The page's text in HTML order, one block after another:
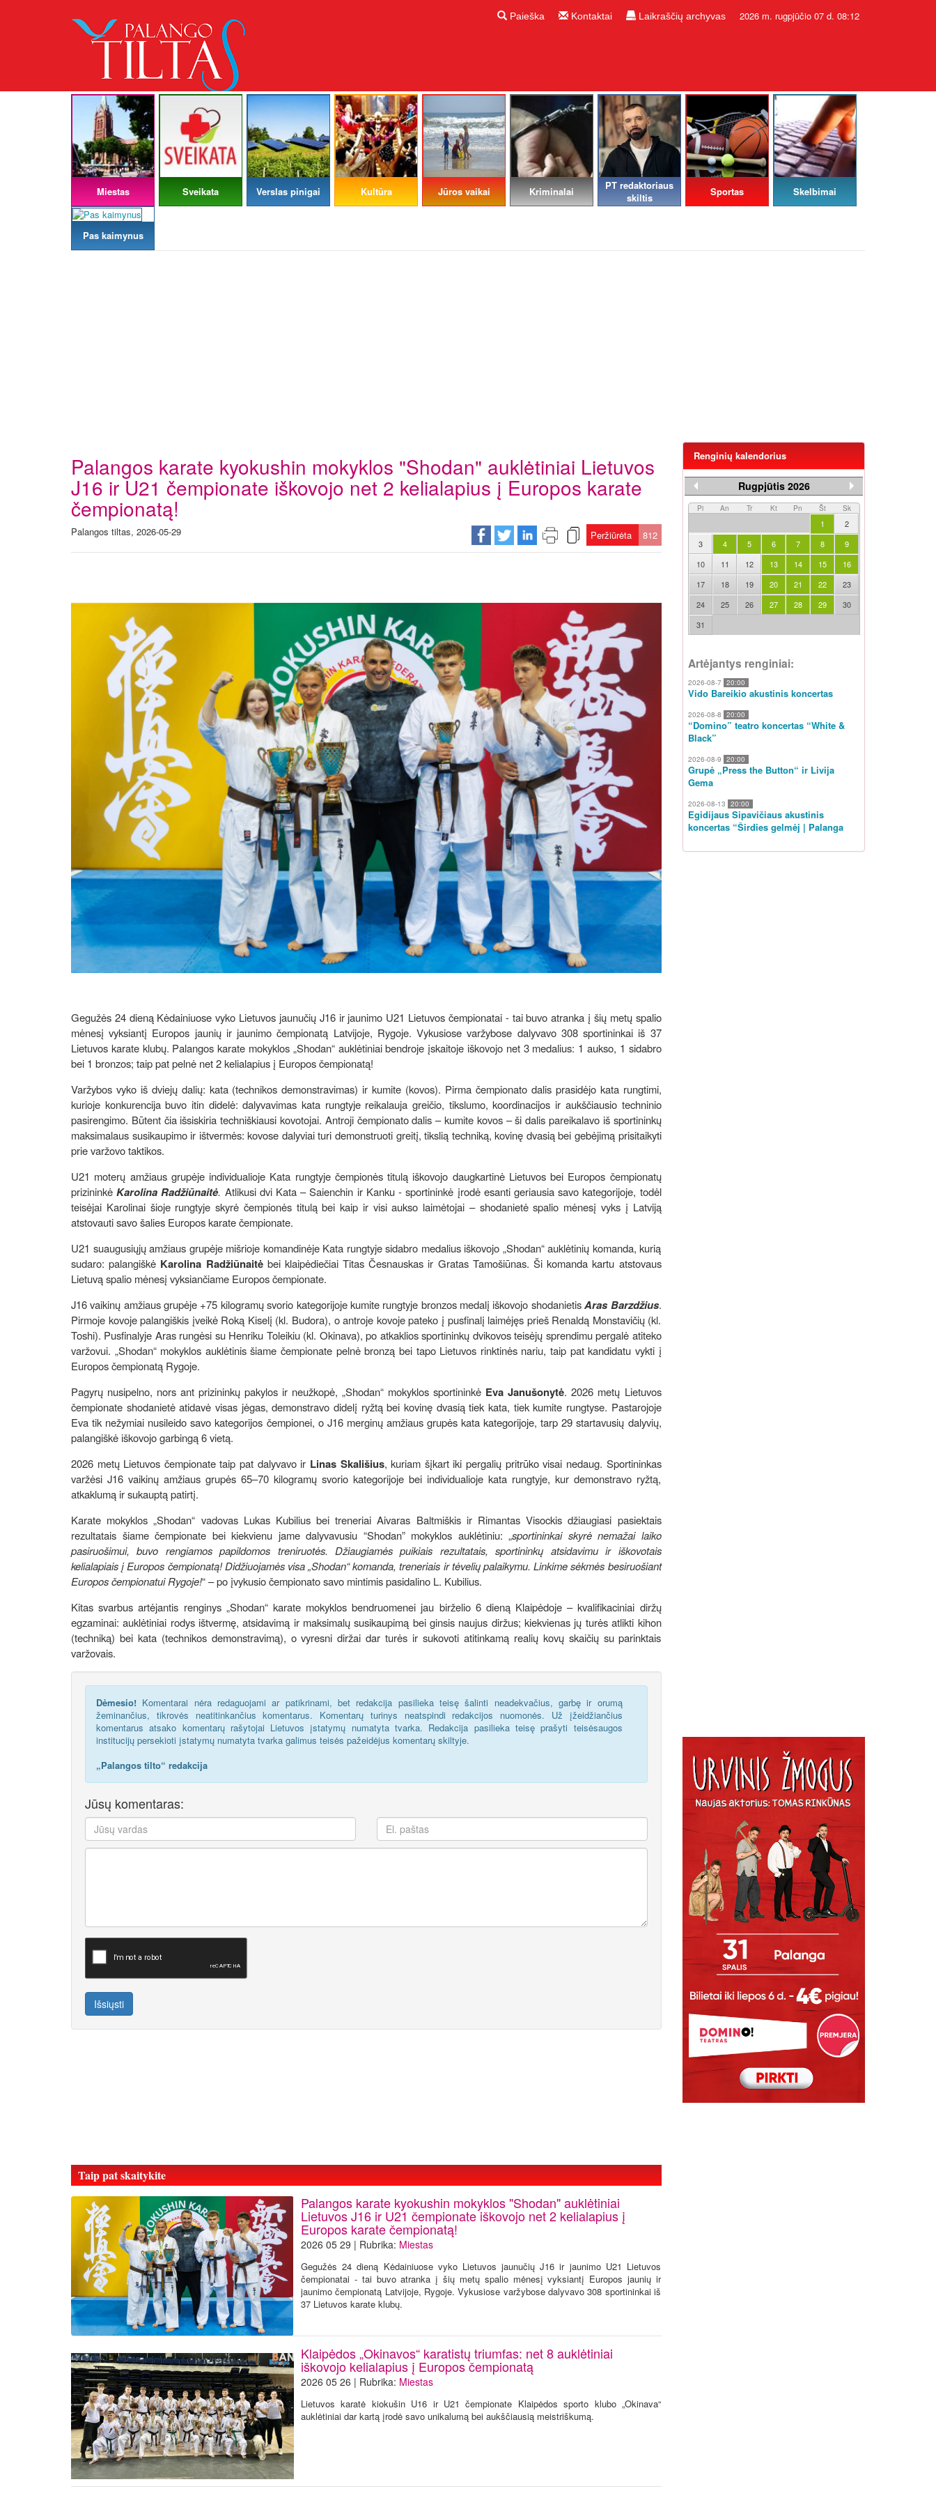
Paieška Kontaktai Laikraščių archyvas 2026 m. rugpjūčio 07 d. 08:12
Miestas Sveikata Verslas pinigai Kultūra Jūros vaikai Kriminalai
PT redaktoriaus
skiltis
Sportas Skelbimai
Pas kaimynus
Palangos karate kyokushin mokyklos "Shodan" auklėtiniai Lietuvos
J16 ir U21 čempionate iškovojo net 2 kelialapius į Europos karate
čempionatą!
Palangos tiltas, 2026-05-29 Peržiūrėta 812
Gegužės 24 dieną Kėdainiuose vyko Lietuvos jaunučių J16 ir jaunimo U21 Lietuvos čempionatai - tai buvo atranka į šių metų spalio
mėnesį vyksiantį Europos jaunių ir jaunimo čempionatą Latvijoje, Rygoje. Vykusiose varžybose dalyvavo 308 sportininkai iš 37
Lietuvos karate klubų. Palangos karate mokyklos „Shodan“ auklėtiniai bendroje įskaitoje iškovojo net 3 medalius: 1 aukso, 1 sidabro
bei 1 bronzos; taip pat pelnė net 2 kelialapius į Europos čempionatą!
Varžybos vyko iš dviejų dalių: kata (technikos demonstravimas) ir kumite (kovos). Pirma čempionato dalis prasidėjo kata rungtimi,
kurioje konkurencija buvo itin didelė: dalyvavimas kata rungtyje reikalauja greičio, tikslumo, koordinacijos ir aukščiausio techninio
pasirengimo. Būtent čia išsiskiria techniškiausi kovotojai. Antroji čempionato dalis – kumite kovos – ši dalis pareikalavo iš sportininkų
maksimalaus susikaupimo ir ištvermės: kovose dalyviai turi demonstruoti greitį, tikslią techniką, kovinę dvasią bei gebėjimą prisitaikyti
prie varžovo taktikos.
U21 moterų amžiaus grupėje individualioje Kata rungtyje čempionės titulą iškovojo daugkartinė Lietuvos bei Europos čempionatų
prizininkėKarolina Radžiūnaitė. Atlikusi dvi Kata – Saienchin ir Kanku - sportininkė įrodė esanti geriausia savo kategorijoje, todėl
teisėjai Karolinai šioje rungtyje skyrė čempionės titulą bei kaip ir visi aukso laimėtojai – shodanietė spalio mėnesį vyks į Latviją
atstovauti savo šalies Europos karate čempionate.
U21 suaugusiųjų amžiaus grupėje mišrioje komandinėje Kata rungtyje sidabro medalius iškovojo „Shodan“ auklėtinių komanda, kurią
sudaro: palangiškė Karolina Radžiūnaitėbei klaipėdiečiai Titas Česnauskas ir Gratas Tamošiūnas. Ši komanda kartu atstovaus
Lietuvą spalio mėnesį vyksiančiame Europos čempionate.
J16 vaikinų amžiaus grupėje +75 kilogramų svorio kategorijoje kumite rungtyje bronzos medalį iškovojo shodanietisAras Barzdžius.
Pirmoje kovoje palangiškis įveikė Roką Kiselį (kl. Budora), o antroje kovoje pateko į pusfinalį laimėjęs prieš Renaldą Monstavičių (kl.
Toshi). Pusfinalyje Aras rungėsi su Henriku Toleikiu (kl. Okinava), po atkaklios sportininkų dvikovos teisėjų sprendimu pergalė atiteko
varžovui. „Shodan“ mokyklos auklėtinis šiame čempionate pelnė bronzą bei tapo Lietuvos rinktinės nariu, taip pat kandidatu vykti į
Europos čempionatą Rygoje.
Pagyrų nusipelno, nors ant prizininkų pakylos ir neužkopė, „Shodan“ mokyklos sportininkė Eva Janušonytė. 2026 metų Lietuvos
čempionate shodanietė atidavė visas jėgas, demonstravo didelį ryžtą bei kovinę dvasią tiek kata, tiek kumite rungtyse. Pastarojoje
Eva tik nežymiai nusileido savo kategorijos čempionei, o J16 merginų amžiaus grupės kata kategorijoje, tarp 29 startavusių dalyvių,
palangiškė iškovojo garbingą 6 vietą.
2026 metų Lietuvos čempionate taip pat dalyvavo ir Linas Skališius, kuriam šįkart iki pergalių pritrūko visai nedaug. Sportininkas
varžėsi J16 vaikinų amžiaus grupės 65–70 kilogramų svorio kategorijoje bei individualioje kata rungtyje, kur demonstravo ryžtą,
atkaklumą ir sukauptą patirtį.
Karate mokyklos „Shodan“ vadovas Lukas Kubilius bei treneriai Aivaras Baltmiškis ir Rimantas Visockis džiaugiasi pasiektais
rezultatais šiame čempionate bei kiekvienu jame dalyvavusiu “Shodan” mokyklos auklėtiniu: „sportininkai skyrė nemažai laiko
pasiruošimui, buvo rengiamos papildomos treniruotės. Džiaugiamės puikiais rezultatais, sportininkų atsidavimu ir iškovotais
kelialapiais į Europos čempionatą! Didžiuojamės visa „Shodan“ komanda, treneriais ir tėvelių palaikymu. Linkime sėkmės besiruošiant
Europos čempionatui Rygoje!“ – po įvykusio čempionato savo mintimis pasidalino L. Kubilius.
Kitas svarbus artėjantis renginys „Shodan“ karate mokyklos bendruomenei jau birželio 6 dieną Klaipėdoje – kvalifikaciniai diržų
egzaminai: auklėtiniai rodys ištvermę, atsidavimą ir maksimalų susikaupimą bei ginsis naujus diržus; kiekvienas jų turės atlikti kihon
(techniką) bei kata (technikos demonstravimą), o vyresni diržai dar turės ir sukovoti atitinkamą realių kovų skaičių su parinktais
varžovais.
Dėmesio! Komentarai nėra redaguojami ar patikrinami, bet redakcija pasilieka teisę šalinti neadekvačius, garbę ir orumą
žeminančius, tikrovės neatitinkančius komentarus. Komentarų turinys neatspindi redakcijos nuomonės. Už įžeidžiančius
komentarus atsako komentarų rašytojai Lietuvos įstatymų numatyta tvarka. Redakcija pasilieka teisę prašyti teisėsaugos
institucijų persekioti įstatymų numatyta tvarka galimus teisės pažeidėjus komentarų skiltyje.
„Palangos tilto“ redakcija
Jūsų komentaras:
Išsiųsti
Taip pat skaitykite
Palangos karate kyokushin mokyklos "Shodan" auklėtiniai
Lietuvos J16 ir U21 čempionate iškovojo net 2 kelialapius į
Europos karate čempionatą!
2026 05 29 | Rubrika: Miestas
Gegužės 24 dieną Kėdainiuose vyko Lietuvos jaunučių J16 ir jaunimo U21 Lietuvos
čempionatai - tai buvo atranka į šių metų spalio mėnesį vyksiantį Europos jaunių ir
jaunimo čempionatą Latvijoje, Rygoje. Vykusiose varžybose dalyvavo 308 sportininkai iš
37 Lietuvos karate klubų.
Klaipėdos „Okinavos“ karatistų triumfas: net 8 auklėtiniai
iškovojo kelialapius į Europos čempionatą
2026 05 26 | Rubrika: Miestas
Lietuvos karatė kiokušin U16 ir U21 čempionate Klaipėdos sporto klubo „Okinava“
auklėtiniai dar kartą įrodė savo unikalumą bei aukščiausią meistriškumą.
Renginių kalendorius
Rugpjūtis 2026
Pi An Tr Kt Pn Št Sk
1
2
3
4 5 6 7 8
9
10
11 12 13 14 15
16
17
18 19 20 21 22
23
24
25 26 27 28 29
30
31
Artėjantys renginiai:
2026-08-7 20:00
Vido Bareikio akustinis koncertas
2026-08-8 20:00
“Domino” teatro koncertas “White &
Black”
2026-08-9 20:00
Grupė „Press the Button“ ir Livija
Gema
2026-08-13 20:00
Egidijaus Sipavičiaus akustinis
koncertas “Širdies gelmėj | Palanga